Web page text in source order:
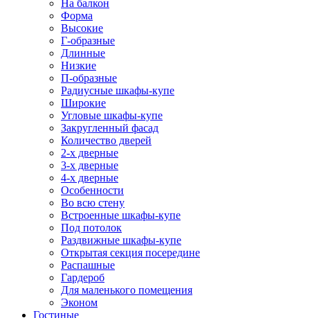
На балкон
Форма
Высокие
Г-образные
Длинные
Низкие
П-образные
Радиусные шкафы-купе
Широкие
Угловые шкафы-купе
Закругленный фасад
Количество дверей
2-х дверные
3-х дверные
4-х дверные
Особенности
Во всю стену
Встроенные шкафы-купе
Под потолок
Раздвижные шкафы-купе
Открытая секция посередине
Распашные
Гардероб
Для маленького помещения
Эконом
Гостиные